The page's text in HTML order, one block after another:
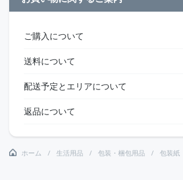
ご購入について
送料について
配送予定とエリアについて
返品について
ホーム 生活用品 包装・梱包用品 包装紙